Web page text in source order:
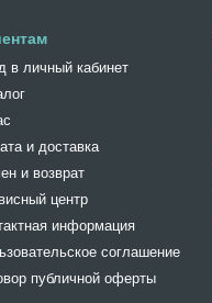
в личный кабинет
и доставка
и возврат
центр
информация
соглашение
публичной оферты